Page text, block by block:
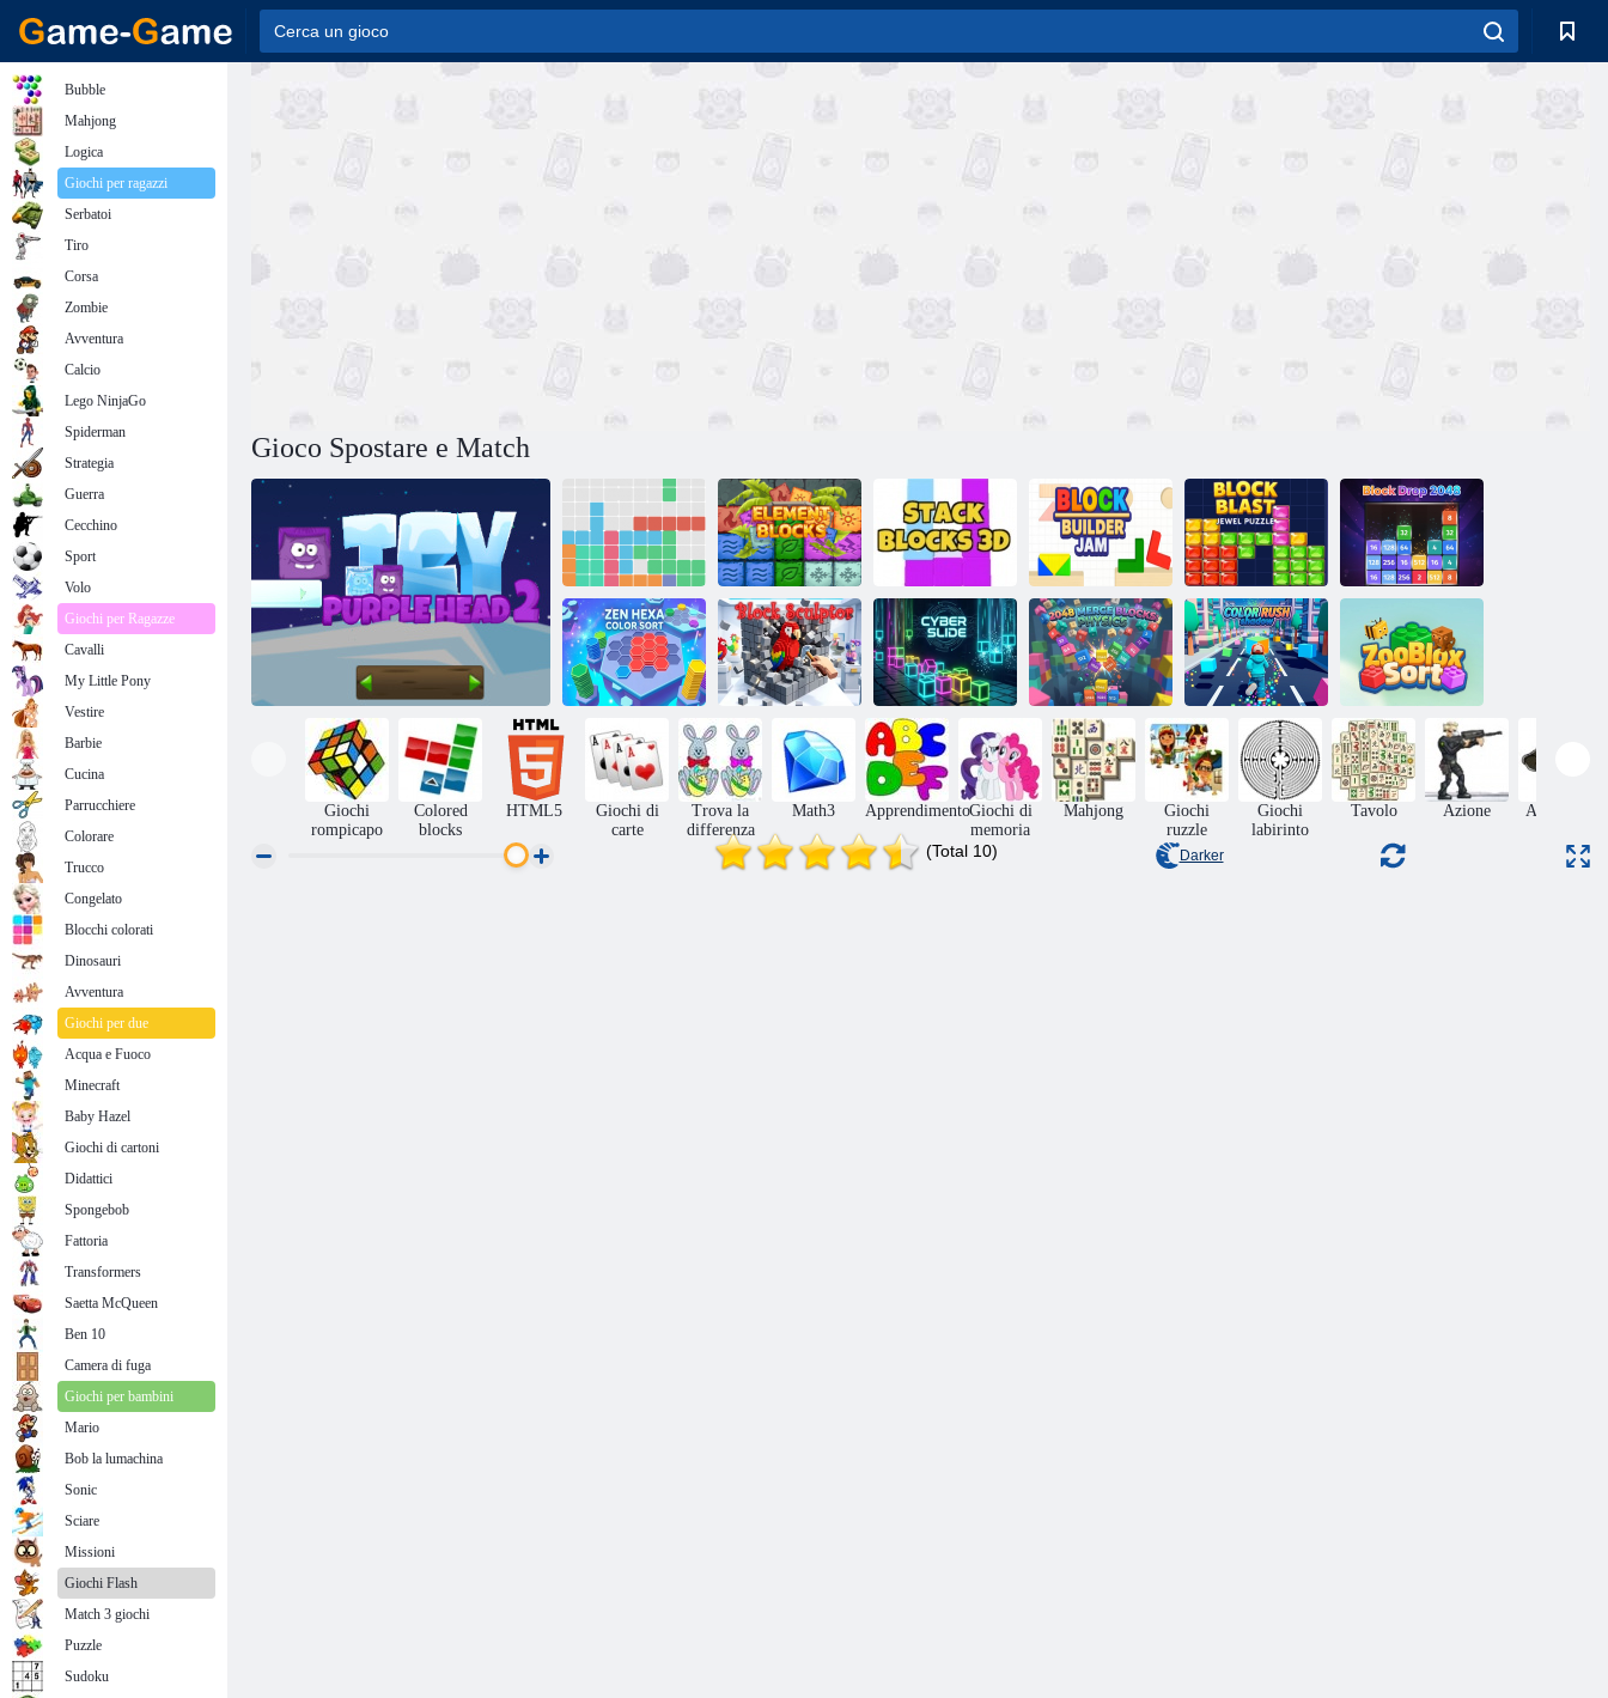
Gioco Spostare e Match
1010! Blocco
puzzle
Element Block
IMPACK
BLOCKS 3D
Block Builder
Jam
Puzzle gioiello
Block Blast
Blocco del
lancio 2048
Ordinamento di
colori Zen Hexa
Blocco scultore
Scivolo
informatico
2048 Unisci
blocchi: fisica
Corsa al colore ZooBlox Ordina
Giochi
rompicapo
Colored
blocks
HTML5
Giochi di
carte
Trova la
differenza
Math3 ApprendimentoGiochi di
memoria
Mahjong
Giochi
ruzzle
Giochi
labirinto
Tavolo Azione Adventura
(Total 10) Darker
Bubble
Mahjong
Logica
Giochi per ragazzi
Serbatoi
Tiro
Corsa
Zombie
Avventura
Calcio
Lego NinjaGo
Spiderman
Strategia
Guerra
Cecchino
Sport
Volo
Giochi per Ragazze
Cavalli
My Little Pony
Vestire
Barbie
Cucina
Parrucchiere
Colorare
Trucco
Congelato
Blocchi colorati
Dinosauri
Avventura
Giochi per due
Acqua e Fuoco
Minecraft
Baby Hazel
Giochi di cartoni
Didattici
Spongebob
Fattoria
Transformers
Saetta McQueen
Ben 10
Camera di fuga
Giochi per bambini
Mario
Bob la lumachina
Sonic
Sciare
Missioni
Giochi Flash
Match 3 giochi
Puzzle
Sudoku